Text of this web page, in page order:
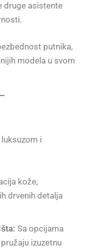
druge asistente
putnika,
modela u svom
i
kože,
drvenih detalja
Sa opcijama
izuzetnu